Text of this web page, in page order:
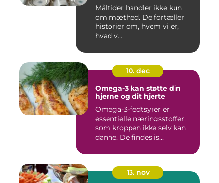
Måltider handler ikke kun
om mæthed. De fortæller
historier om, hvem vi er,
hvad v...
10. dec
Omega-3 kan støtte din
hjerne og dit hjerte
Omega-3-fedtsyrer er
essentielle næringsstoffer,
som kroppen ikke selv kan
danne. De findes is...
13. nov